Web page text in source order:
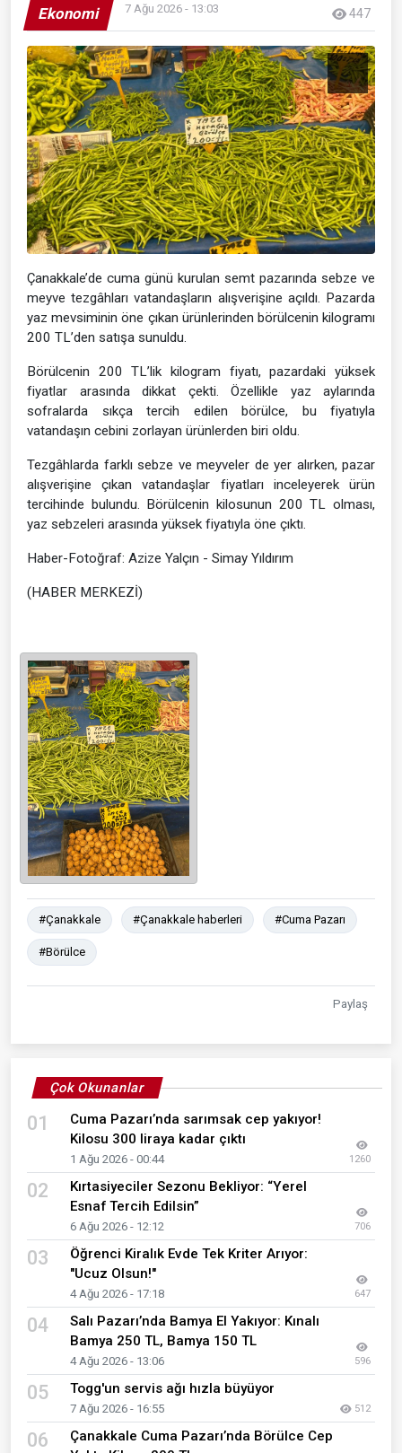
Ekonomi 7 Ağu 2026 - 13:03 447
Çanakkale’de cuma günü kurulan semt pazarında sebze ve
meyve tezgâhları vatandaşların alışverişine açıldı. Pazarda
yaz mevsiminin öne çıkan ürünlerinden börülcenin kilogramı
200 TL’den satışa sunuldu.
Börülcenin 200 TL’lik kilogram fiyatı, pazardaki yüksek
fiyatlar arasında dikkat çekti. Özellikle yaz aylarında
sofralarda sıkça tercih edilen börülce, bu fiyatıyla
vatandaşın cebini zorlayan ürünlerden biri oldu.
Tezgâhlarda farklı sebze ve meyveler de yer alırken, pazar
alışverişine çıkan vatandaşlar fiyatları inceleyerek ürün
tercihinde bulundu. Börülcenin kilosunun 200 TL olması,
yaz sebzeleri arasında yüksek fiyatıyla öne çıktı.
Haber-Fotoğraf: Azize Yalçın - Simay Yıldırım
(HABER MERKEZİ)
#Çanakkale #Çanakkale haberleri #Cuma Pazarı
#Börülce
Paylaş
Çok Okunanlar
01
Cuma Pazarı’nda sarımsak cep yakıyor!
Kilosu 300 liraya kadar çıktı
1 Ağu 2026 - 00:44 1260
02
Kırtasiyeciler Sezonu Bekliyor: “Yerel
Esnaf Tercih Edilsin”
6 Ağu 2026 - 12:12 706
03
Öğrenci Kiralık Evde Tek Kriter Arıyor:
"Ucuz Olsun!"
4 Ağu 2026 - 17:18 647
04
Salı Pazarı’nda Bamya El Yakıyor: Kınalı
Bamya 250 TL, Bamya 150 TL
4 Ağu 2026 - 13:06 596
05 Togg'un servis ağı hızla büyüyor
7 Ağu 2026 - 16:55 512
06
Çanakkale Cuma Pazarı’nda Börülce Cep